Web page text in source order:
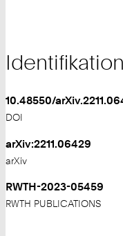
10.48550/
DOI
arXiv:2211.06429
arXiv
RWTH-2023-05459
RWTH PUBLICATIONS